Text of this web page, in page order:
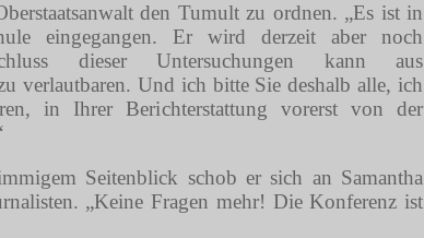
den Tumult zu ordnen. „Es ist in
eingegangen. Er wird derzeit aber noch
dieser Untersuchungen kann aus
verlautbaren. Und ich bitte Sie deshalb alle, ich
in Ihrer Berichterstattung vorerst von der
Seitenblick schob er sich an Samantha
„Keine Fragen mehr! Die Konferenz ist